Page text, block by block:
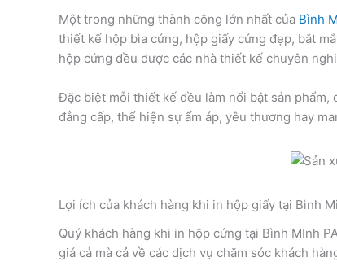
Một trong những thành công lớn nhất của Bình
thiết kế hộp bìa cứng, hộp giấy cứng đẹp, bắt
hộp cứng đều được các nhà thiết kế chuyên
Đặc biệt mỗi thiết kế đều làm nổi bật sản
đẳng cấp, thể hiện sự ấm áp, yêu thương hay
Lợi ích của khách hàng khi in hộp giấy tại Bình
Quý khách hàng khi in hộp cứng tại Bình MInh
giá cả mà cả về các dịch vụ chăm sóc khách